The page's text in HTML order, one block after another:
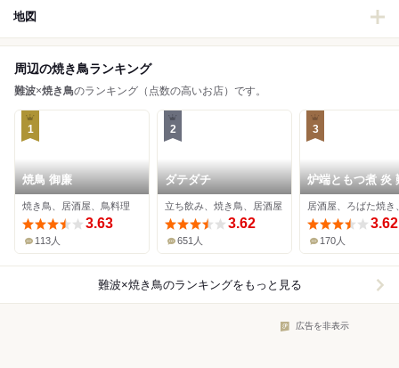
地図
周辺の焼き鳥ランキング
難波×焼き鳥のランキング（点数の高いお店）です。
1
焼鳥 御廉
焼き鳥、居酒屋、鳥料理
3.63
113人
2
ダテダチ
立ち飲み、焼き鳥、居酒屋
3.62
651人
3
炉端ともつ煮 炎
店
3.62
170人
難波×焼き鳥のランキングをもっと見る
広告を非表示